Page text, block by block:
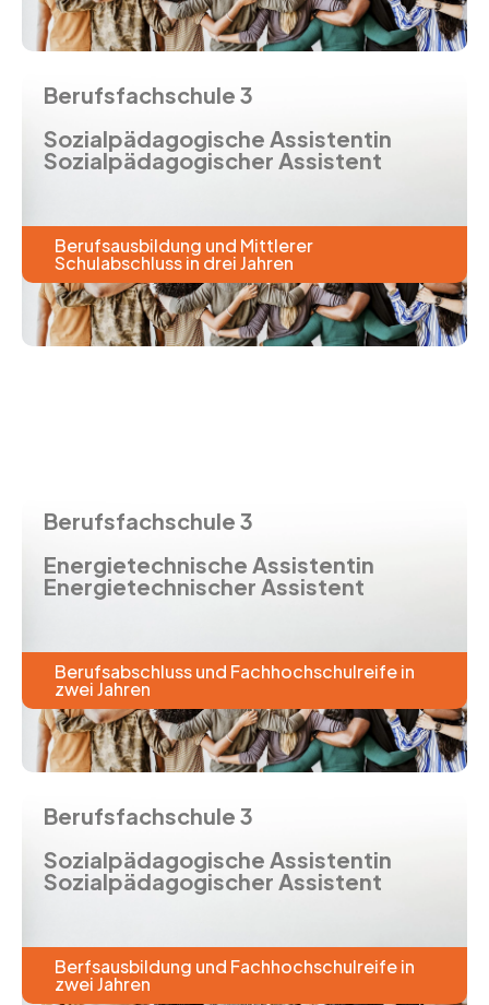
Berufsfachschule 3
Sozialpädagogische Assistentin
Sozialpädagogischer Assistent
Berufsausbildung und Mittlerer
Schulabschluss in drei Jahren
Berufsfachschule 3
Energietechnische Assistentin
Energietechnischer Assistent
Berufsabschluss und Fachhochschulreife in
zwei Jahren
Berufsfachschule 3
Sozialpädagogische Assistentin
Sozialpädagogischer Assistent
Berfsausbildung und Fachhochschulreife in
zwei Jahren